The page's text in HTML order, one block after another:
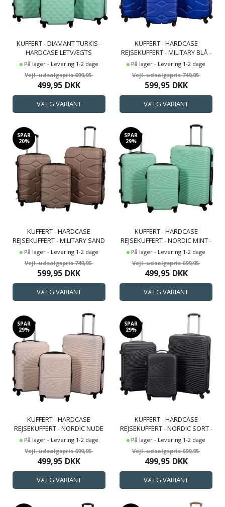
KUFFERT - DIAMANT TURKIS -
HARDCASE LETVÆGTS
KUFFERT
På lager - Levering 1-2 dage
699,95
499,95 DKK
KUFFERT - HARDCASE
REJSEKUFFERT - MILITARY BLÅ -
LETVÆGTS KUFFERT
På lager - Levering 1-2 dage
749,95
599,95 DKK
SPAR
20%
KUFFERT - HARDCASE
REJSEKUFFERT - MILITARY SAND
- LETVÆGTS KUFFERT
På lager - Levering 1-2 dage
749,95
599,95 DKK
SPAR
29%
KUFFERT - HARDCASE
REJSEKUFFERT - NORDIC MINT -
LETVÆGTS KUFFERT
På lager - Levering 1-2 dage
699,95
499,95 DKK
SPAR
29%
KUFFERT - HARDCASE
REJSEKUFFERT - NORDIC NUDE
- LETVÆGTS KUFFERT
På lager - Levering 1-2 dage
699,95
499,95 DKK
SPAR
29%
KUFFERT - HARDCASE
REJSEKUFFERT - NORDIC SORT -
LETVÆGTS KUFFERT
På lager - Levering 1-2 dage
699,95
499,95 DKK